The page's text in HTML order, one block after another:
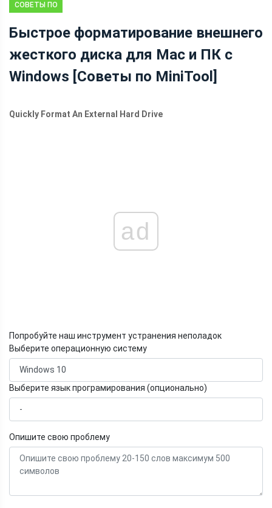
СОВЕТЫ ПО
ДИСКА
Быстрое форматирование внешнего
жесткого диска для Mac и ПК с
Windows [Советы по MiniTool]
Quickly Format An External Hard Drive
ad
Попробуйте наш инструмент устранения неполадок
Выберите операционную систему
Выберите язык програмирования (опционально)
Опишите свою проблему